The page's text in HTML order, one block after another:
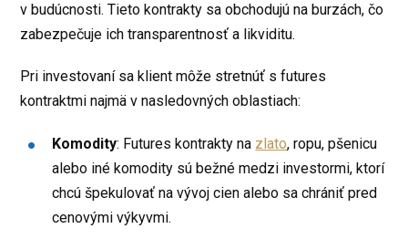
v budúcnosti. Tieto kontrakty sa obchodujú na burzách, čo
zabezpečuje ich transparentnosť a likviditu.
Pri investovaní sa klient môže stretnúť s futures
kontraktmi najmä v nasledovných oblastiach:
Komodity: Futures kontrakty na zlato, ropu, pšenicu
alebo iné komodity sú bežné medzi investormi, ktorí
chcú špekulovať na vývoj cien alebo sa chrániť pred
cenovými výkyvmi.